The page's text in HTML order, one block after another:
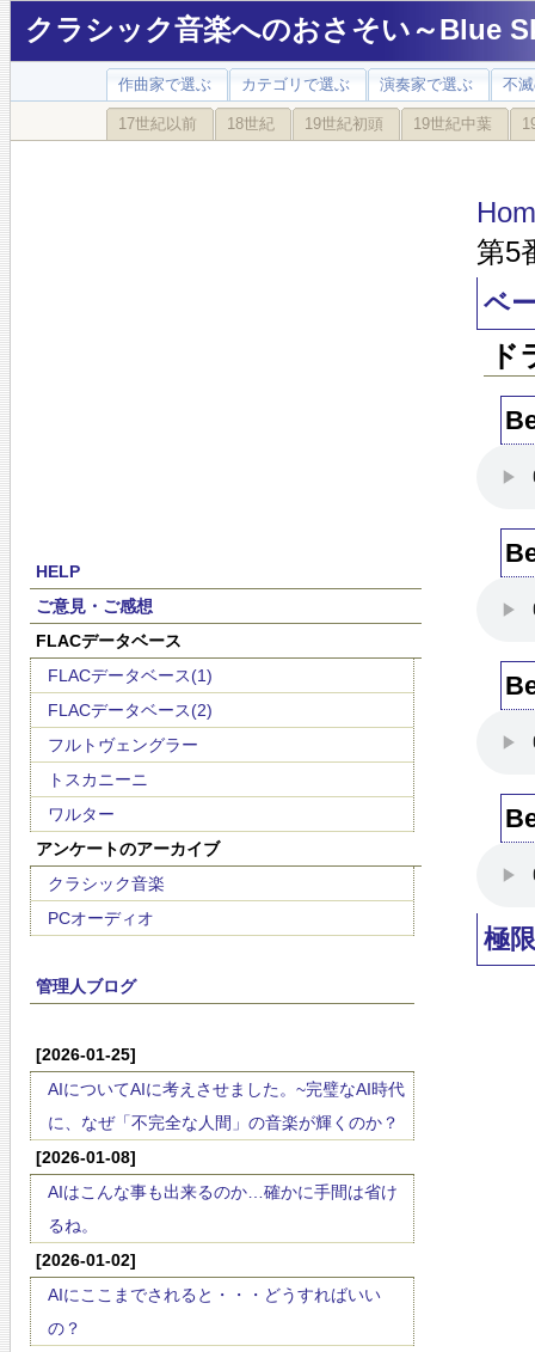
クラシック音楽へのおさそい～Blue
作曲家で選ぶ カテゴリで選ぶ 演奏家で選ぶ 不
17世紀以前 18世紀 19世紀初頭 19世紀中葉
HELP
ご意見・ご感想
FLACデータベース
FLACデータベース(1)
FLACデータベース(2)
フルトヴェングラー
トスカニーニ
ワルター
アンケートのアーカイブ
クラシック音楽
PCオーディオ
管理人ブログ
[2026-01-25]
AIについてAIに考えさせました。~完璧なAI時代
に、なぜ「不完全な人間」の音楽が輝くのか？
[2026-01-08]
AIはこんな事も出来るのか…確かに手間は省け
るね。
[2026-01-02]
AIにここまでされると・・・どうすればいい
の？
第5
ベ
極